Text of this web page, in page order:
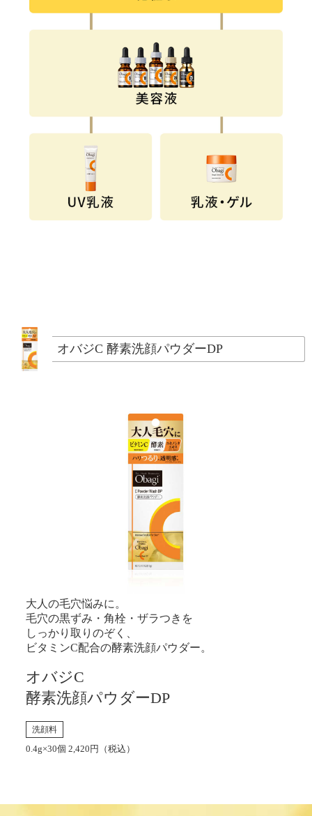
オバジC 酵素洗顔パウダーDP
大人の毛穴悩みに。
毛穴の黒ずみ・角栓・ザラつきを
しっかり取りのぞく、
ビタミンC配合の酵素洗顔パウダー。
オバジC
酵素洗顔パウダーDP
洗顔料
0.4g×30個 2,420円（税込）